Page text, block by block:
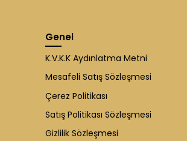
Genel
K.V.K.K Aydınlatma Metni
Mesafeli Satış Sözleşmesi
Çerez Politikası
Satış Politikası Sözleşmesi
Gizlilik Sözleşmesi